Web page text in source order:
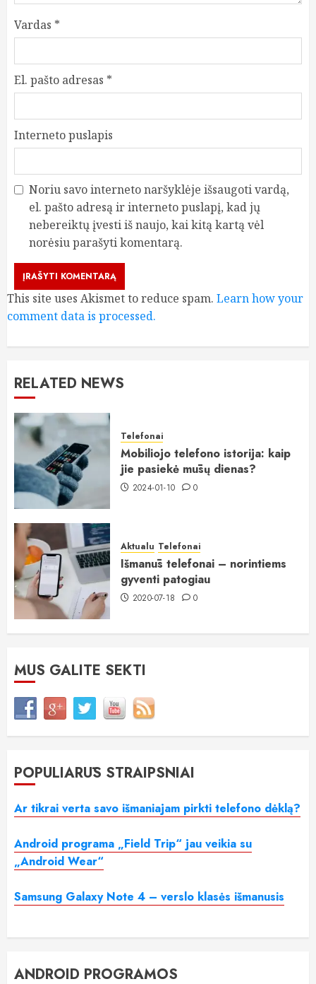
Vardas *
El. pašto adresas *
Interneto puslapis
Noriu savo interneto naršyklėje išsaugoti vardą,
el. pašto adresą ir interneto puslapį, kad jų
nebereiktų įvesti iš naujo, kai kitą kartą vėl
norėsiu parašyti komentarą.
This site uses Akismet to reduce spam. Learn how your
comment data is processed.
RELATED NEWS
Telefonai
Mobiliojo telefono istorija: kaip
jie pasiekė mūsų dienas?
2024-01-10 0
Aktualu Telefonai
Išmanūs telefonai – norintiems
gyventi patogiau
2020-07-18 0
MUS GALITE SEKTI
POPULIARŪS STRAIPSNIAI
Ar tikrai verta savo išmaniajam pirkti telefono dėklą?
Android programa „Field Trip“ jau veikia su
„Android Wear“
Samsung Galaxy Note 4 – verslo klasės išmanusis
ANDROID PROGRAMOS